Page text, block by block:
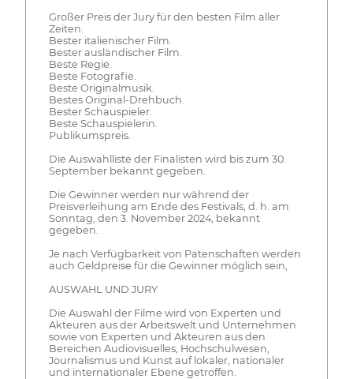
Großer Preis der Jury für den besten Film aller
Zeiten.
Bester italienischer Film.
Bester ausländischer Film.
Beste Regie.
Beste Fotografie.
Beste Originalmusik.
Bestes Original-Drehbuch.
Bester Schauspieler.
Beste Schauspielerin.
Publikumspreis.
Die Auswahlliste der Finalisten wird bis zum 30.
September bekannt gegeben.
Die Gewinner werden nur während der
Preisverleihung am Ende des Festivals, d. h. am
Sonntag, den 3. November 2024, bekannt
gegeben.
Je nach Verfügbarkeit von Patenschaften werden
auch Geldpreise für die Gewinner möglich sein,
AUSWAHL UND JURY
Die Auswahl der Filme wird von Experten und
Akteuren aus der Arbeitswelt und Unternehmen
sowie von Experten und Akteuren aus den
Bereichen Audiovisuelles, Hochschulwesen,
Journalismus und Kunst auf lokaler, nationaler
und internationaler Ebene getroffen.